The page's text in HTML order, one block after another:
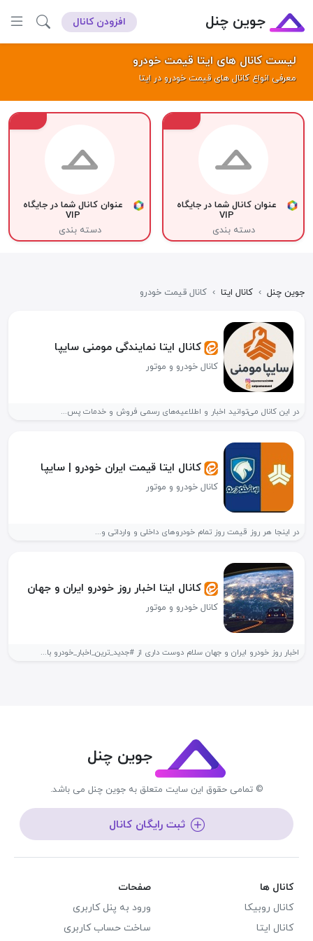
جوین چنل افزودن کانال
لیست کانال های ایتا قیمت خودرو
معرفی انواع کانال های قیمت خودرو در ایتا
عنوان کانال شما در جایگاه
VIP
دسته بندی
عنوان کانال شما در جایگاه
VIP
دسته بندی
جوین چنل › کانال ایتا › کانال قیمت خودرو
کانال ایتا نمایندگی مومنی سایپا
کانال خودرو و موتور
در این کانال می‌توانید اخبار و اطلاعیه‌های رسمی فروش و خدمات پس...
کانال ایتا قیمت ایران خودرو | سایپا
کانال خودرو و موتور
در اینجا هر روز قیمت روز تمام خودروهای داخلی و وارداتی و...
کانال ایتا اخبار روز خودرو ایران و جهان
کانال خودرو و موتور
اخبار روز خودرو ایران و جهان سلام دوست داری از #جدید_ترین_اخبار_خودرو با...
جوین چنل
© تمامی حقوق این سایت متعلق به جوین چنل می باشد.
ثبت رایگان کانال
کانال ها
کانال روبیکا
کانال ایتا
صفحات
ورود به پنل کاربری
ساخت حساب کاربری